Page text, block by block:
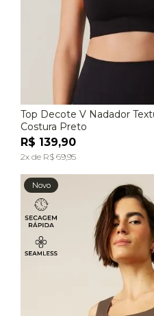
P
Top Decote V Nadador
Costura Preto
R$ 139,90
2x de R$ 69,95
Novo